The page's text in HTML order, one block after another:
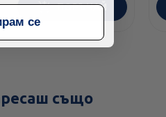
ПОРЪЧАЙ
също
се